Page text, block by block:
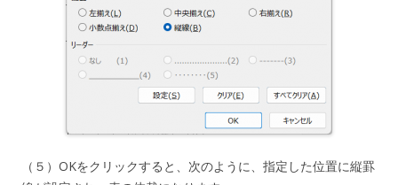
（５）OKをクリックすると、次のように、指定した位置に縦罫